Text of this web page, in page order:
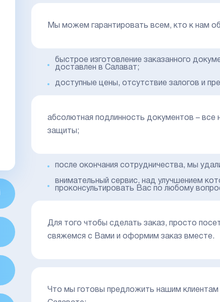
Мы можем гарантировать всем, кто к нам
быстрое изготовление заказанного
доставлен в Салават;
доступные цены, отсутствие залогов и
абсолютная подлинность документов –
защиты;
после окончания сотрудничества, мы
внимательный сервис, над улучшением
проконсультировать Вас по любому
Для того чтобы сделать заказ, просто
свяжемся с Вами и оформим заказ вместе.
Что мы готовы предложить нашим